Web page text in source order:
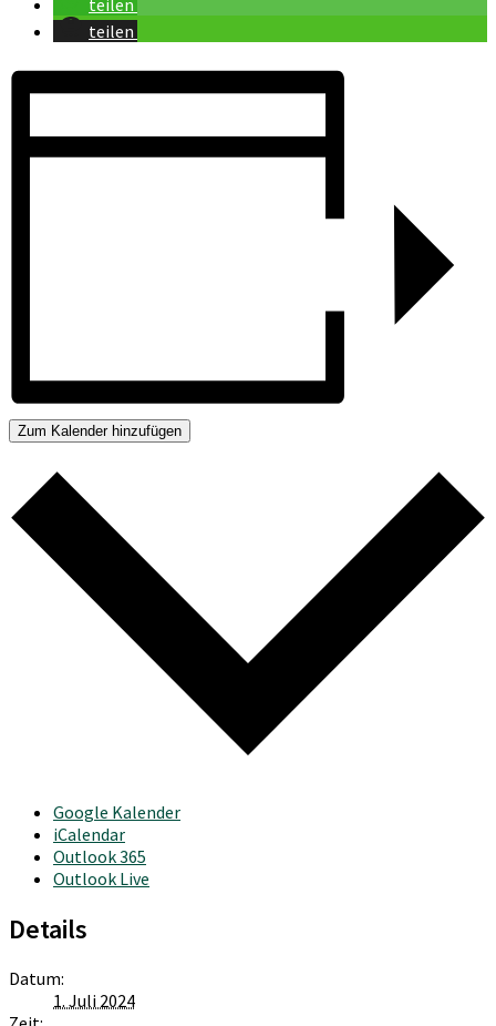
teilen
Zum Kalender hinzufügen
Google Kalender
iCalendar
Outlook 365
Outlook Live
Details
Datum:
1. Juli 2024